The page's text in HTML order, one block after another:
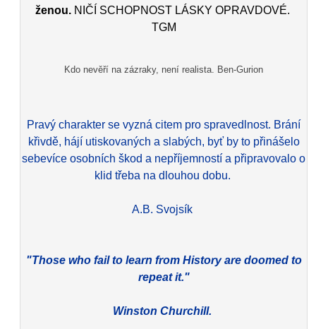
ženou. NIČÍ SCHOPNOST LÁSKY OPRAVDOVÉ.
TGM
Kdo nevěří na zázraky, není realista. Ben-Gurion
Pravý charakter se vyzná citem pro spravedlnost. Brání
křivdě, hájí utiskovaných a slabých, byť by to přinášelo
sebevíce osobních škod a nepříjemností a připravovalo o
klid třeba na dlouhou dobu.
A.B. Svojsík
"Those who fail to learn from History are doomed to
repeat it."
Winston Churchill.